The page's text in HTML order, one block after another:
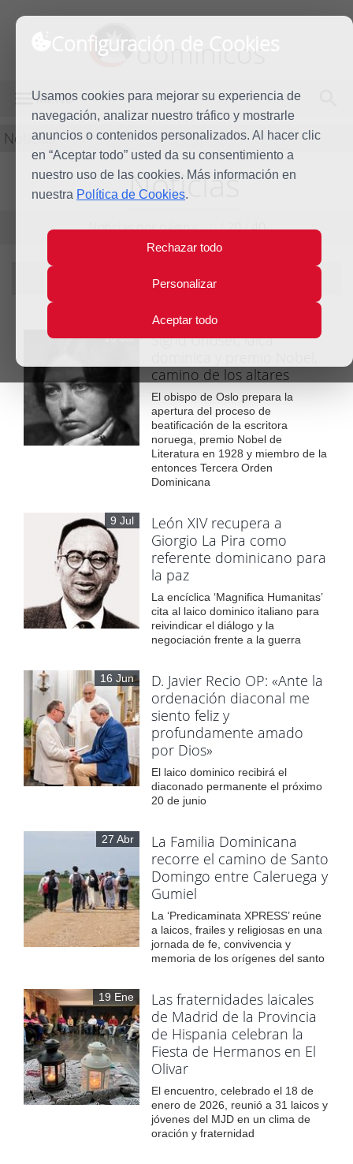
Configuración de Cookies
Usamos cookies para mejorar su experiencia de
navegación, analizar nuestro tráfico y mostrarle
anuncios o contenidos personalizados. Al hacer clic
en “Aceptar todo” usted da su consentimiento a
nuestro uso de las cookies. Más información en
nuestra Política de Cookies.
Rechazar todo
Personalizar
Aceptar todo
dominicos
MENÚ
Noticias
Noticias
Noticias por página:10/20/40
Filtrando por tema:Laicos
10 Jul
Sigrid Undset, laica
camino de los altares
El obispo de Oslo prepara la
apertura del proceso de
beatificación de la escritora
noruega, premio Nobel de
Literatura en 1928 y miembro de la
entonces Tercera Orden
Dominicana
9 Jul
León XIV recupera a
Giorgio La Pira como
referente dominicano para
la paz
La encíclica ‘Magnifica Humanitas’
cita al laico dominico italiano para
reivindicar el diálogo y la
negociación frente a la guerra
16 Jun
D. Javier Recio OP: «Ante la
ordenación diaconal me
siento feliz y
profundamente amado
por Dios»
El laico dominico recibirá el
diaconado permanente el próximo
20 de junio
27 Abr
La Familia Dominicana
recorre el camino de Santo
Domingo entre Caleruega y
Gumiel
La ‘Predicaminata XPRESS’ reúne
a laicos, frailes y religiosas en una
jornada de fe, convivencia y
memoria de los orígenes del santo
19 Ene
Las fraternidades laicales
de Madrid de la Provincia
de Hispania celebran la
Fiesta de Hermanos en El
Olivar
El encuentro, celebrado el 18 de
enero de 2026, reunió a 31 laicos y
jóvenes del MJD en un clima de
oración y fraternidad